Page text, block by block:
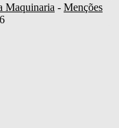
Maquinaria - Menções